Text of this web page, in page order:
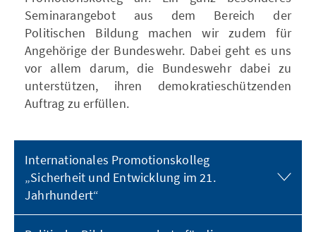
Seminarangebot aus dem Bereich der
Politischen Bildung machen wir zudem für
Angehörige der Bundeswehr. Dabei geht es uns
vor allem darum, die Bundeswehr dabei zu
unterstützen, ihren demokratieschützenden
Auftrag zu erfüllen.
Internationales Promotionskolleg
„Sicherheit und Entwicklung im 21.
Jahrhundert“